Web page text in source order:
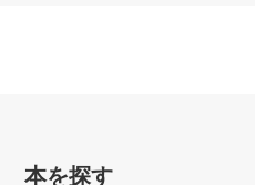
本を探す